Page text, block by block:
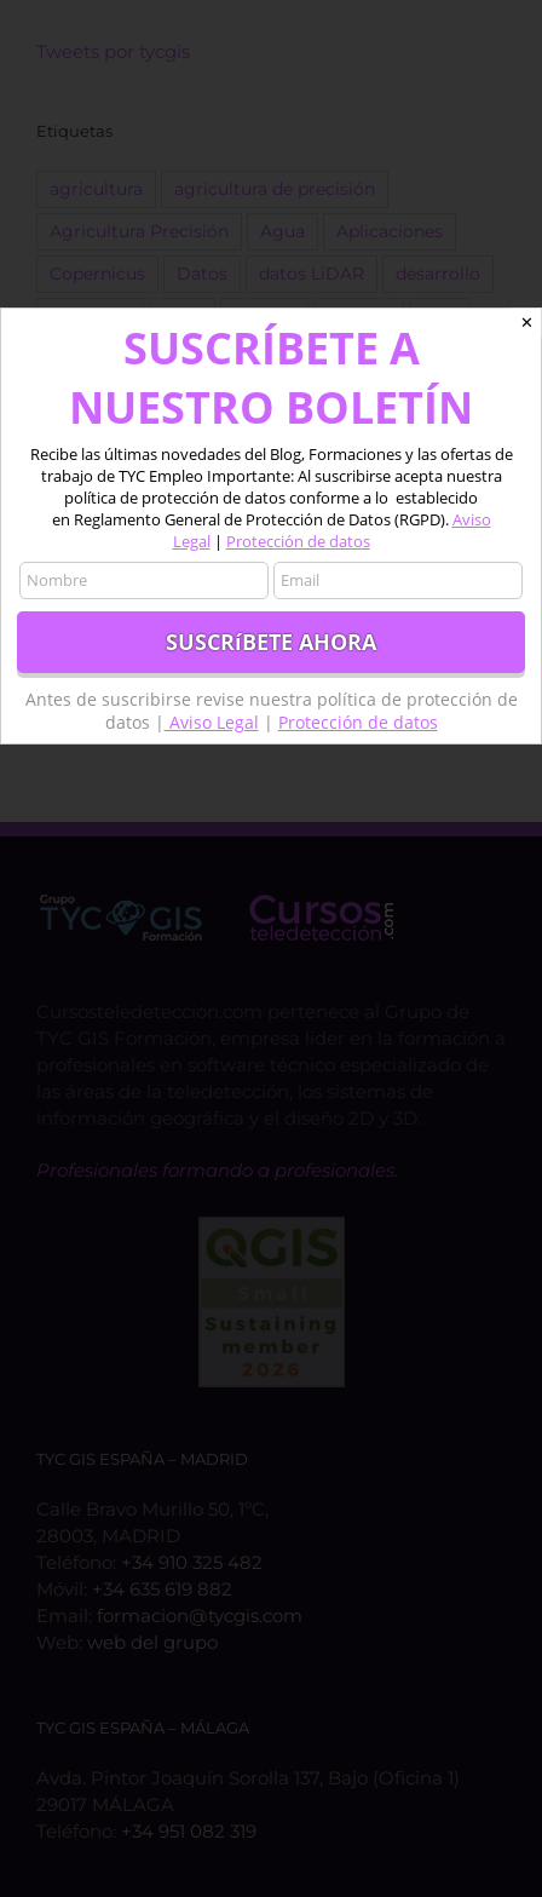
Tweets por tycgis
Etiquetas
agricultura agricultura de precisión
Agricultura Precisión Agua Aplicaciones
Copernicus Datos datos LiDAR desarrollo
Fotogrametría GEE GIS
Google Earth Engine IA Imágenes
LIDAR marino Medio acuático Oferta
piloto Pix4D procesado Python QGIS
Satélite sentinel
Teledetcción Teledetección
Teledetección agua termongrafía
técnico
Profesionales formando a profesionales.
TYC GIS ESPAÑA – MADRID
Calle Bravo Murillo 50, 1ºC,
28003, MADRID
Teléfono: +34 910 325 482
Móvil: +34 635 619 882
Email: formacion@tycgis.com
Web: web del grupo
TYC GIS ESPAÑA – MÁLAGA
Avda. Pintor Joaquín Sorolla 137, Bajo (Oficina 1)
29017 MÁLAGA
Teléfono: +34 951 082 319
✕
SUSCRÍBETE A
NUESTRO BOLETÍN
Recibe las últimas novedades del Blog, Formaciones y las ofertas de
trabajo de TYC Empleo Importante: Al suscribirse acepta nuestra
política de protección de datos conforme a lo establecido
en Reglamento General de Protección de Datos (RGPD).Aviso
Legal| Protección de datos
Antes de suscribirse revise nuestra política de protección de
datos | Aviso Legal | Protección de datos